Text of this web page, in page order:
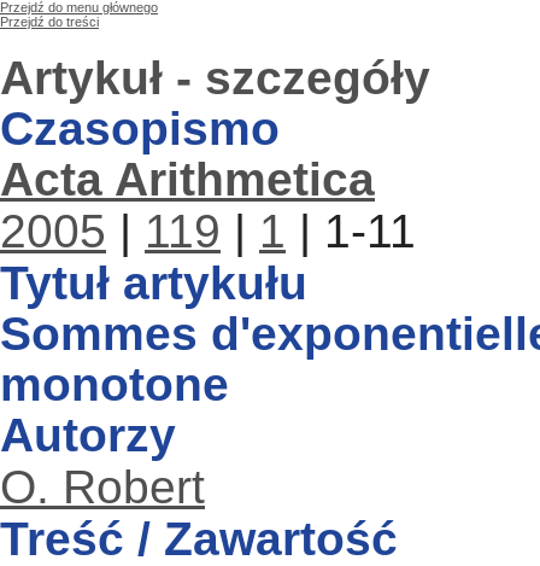
Przejdź do menu głównego
Przejdź do treści
Artykuł - szczegóły
Czasopismo
Acta Arithmetica
2005 | 119 | 1 | 1-11
Tytuł artykułu
Sommes
monotone
Autorzy
O. Robert
Treść / Zawartość